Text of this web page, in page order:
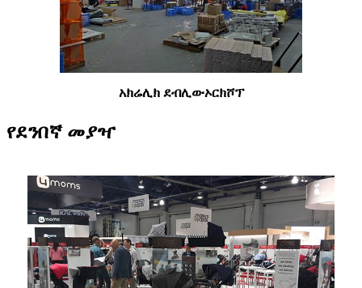
አክሬሊክ ደብሊውኦርክሾፕ
የደንበኛ መያዣ